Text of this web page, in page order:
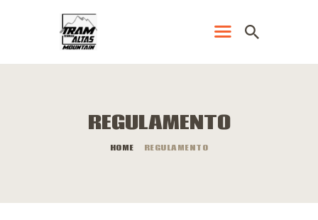
REGULAMENTO
HOME REGULAMENTO
LOJA
CRONOMETRAGEM